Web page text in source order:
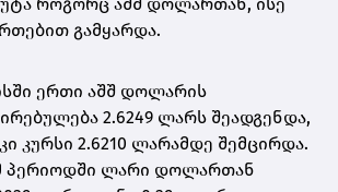
გამყარდა.
ერთი აშშ დოლარის
2.6249 ლარს შეადგენდა,
კურსი 2.6210 ლარამდე შემცირდა.
პერიოდში ლარი დოლართან